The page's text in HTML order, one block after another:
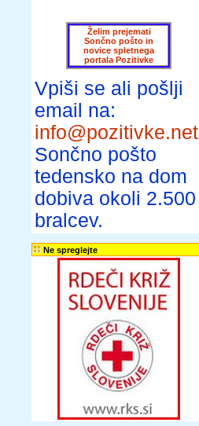
Želim prejemati
Sončno pošto in
novice spletnega
portala Pozitivke
Vpiši se ali pošlji
email na:
info@pozitivke.net
Sončno pošto
tedensko na dom
dobiva okoli 2.500
bralcev.
Ne spreglejte